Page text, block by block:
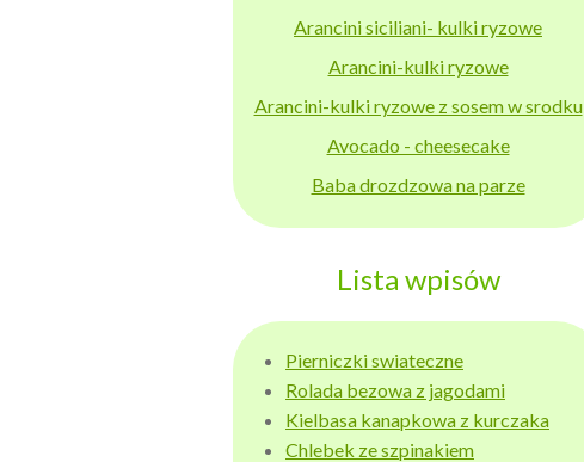
Arancini siciliani- kulki ryzowe
Arancini-kulki ryzowe
Arancini-kulki ryzowe z sosem w srodku
Avocado - cheesecake
Baba drozdzowa na parze
Lista wpisów
Pierniczki swiateczne
Rolada bezowa z jagodami
Kielbasa kanapkowa z kurczaka
Chlebek ze szpinakiem